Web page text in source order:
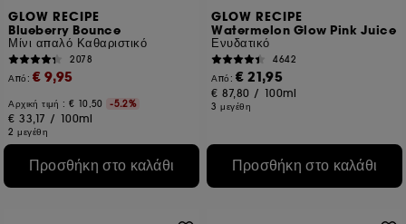
GLOW RECIPE
Blueberry Bounce
Μίνι απαλό Καθαριστικό
2078
Από:€ 9,95
Αρχική τιμή :€ 10,50 -5.2%
€ 33,17 / 100ml
2 μεγέθη
Προσθήκη στο καλάθι
GLOW RECIPE
Watermelon Glow Pink Juice
Ενυδατικό
4642
Από:€ 21,95
€ 87,80 / 100ml
3 μεγέθη
Προσθήκη στο καλάθι